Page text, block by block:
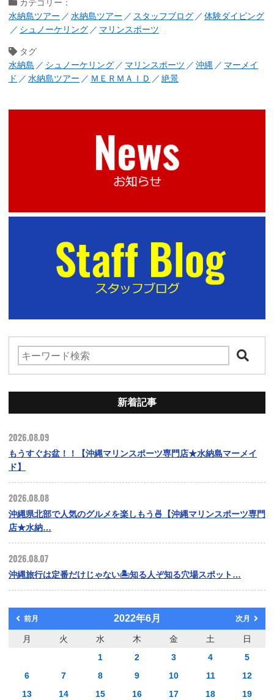
カテゴリー：
水納島ツアー
水納島ツアー スタッフブログ
体験ダイビング
シュノーケリング
マリンスポーツ
タグ
水納島
シュノーケリング マリンスポーツ 沖縄
マーメイ
ド
水納島ツアー ＭＥＲＭＡＩＤ 絶景
新着記事
2026.08.09
もうすぐお盆！！【沖縄マリンスポーツ専門店★水納島マーメイ
ド】
2026.08.08
沖縄県北部で人気のグルメを楽しもう🍜【沖縄マリンスポーツ専門
店★水納…
2026.08.07
沖縄旅行は定番だけじゃない🏝️知る人ぞ知る穴場スポット…
前月 2022年6月 次月
月 火 水 木 金 土
日
1
2 3 4
5
6
7 8 9 10 11
12
13
14 15 16 17 18
19